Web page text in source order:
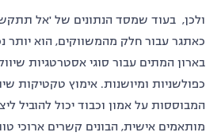
ולכן, בעוד שמסד הנתונים של 'אל
כאתגר עבור חלק מהמשווקים, הוא יותר
בארון המתים עבור סוגי אסטרטגיות
כפולשניות ומיושנות. אימוץ טקטיקות
המבוססות על אמון וכבוד יכול להוביל
מותאמים אישית, הבונים קשרים ארוכי